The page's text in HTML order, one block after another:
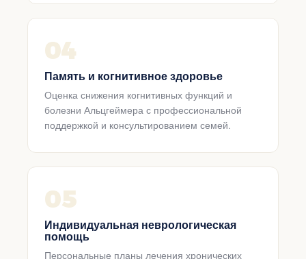
04
Память и когнитивное здоровье
Оценка снижения когнитивных функций и
болезни Альцгеймера с профессиональной
поддержкой и консультированием семей.
05
Индивидуальная неврологическая
помощь
Персональные планы лечения хронических